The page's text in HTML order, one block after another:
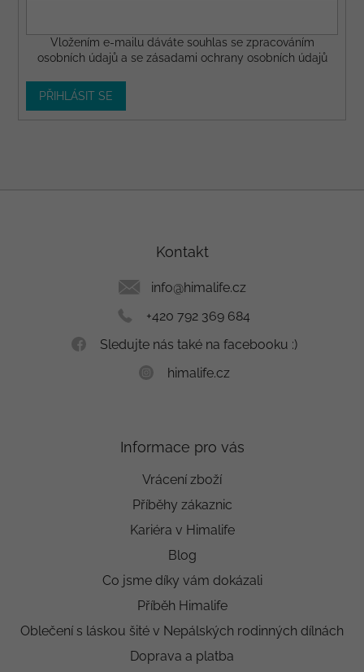
Vložením e-mailu dáváte souhlas se zpracováním
osobních údajů a se zásadami ochrany osobních údajů
PŘIHLÁSIT SE
Kontakt
info@himalife.cz
+420 792 369 684
Sledujte nás také na facebooku :)
himalife.cz
Informace pro vás
Vrácení zboží
Příběhy zákaznic
Kariéra v Himalife
Blog
Co jsme díky vám dokázali
Příběh Himalife
Oblečení s láskou šité v Nepálských rodinných dílnách
Doprava a platba